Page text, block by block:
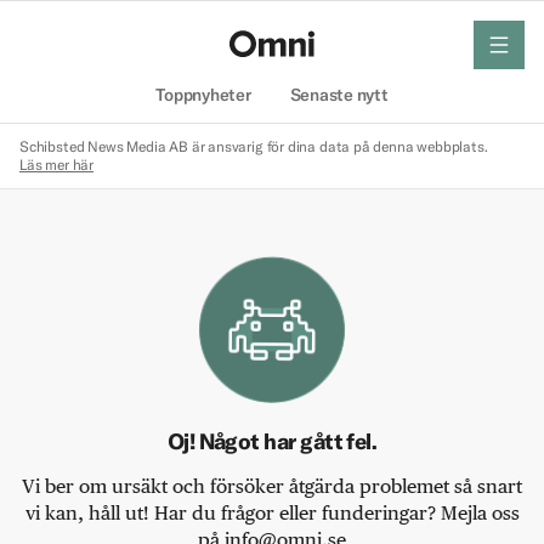
Toppnyheter Senaste nytt
meny
Schibsted News Media AB är ansvarig för dina data på denna webbplats.
Läs mer här
Oj! Något har gått fel.
Vi ber om ursäkt och försöker åtgärda problemet så snart
vi kan, håll ut! Har du frågor eller funderingar? Mejla oss